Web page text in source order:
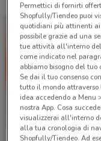
Permettici di fornirti
Shopfully/Tiendeo puoi
quotidiani più attinenti
possibile grazie ad una
tue attività all'interno
come indicato nel
abbiamo bisogno del
Se dai il tuo consenso
tutto il mondo attraverso
idea accedendo a Menu
nostra App. Cosa
visualizzerai all'interno
alla tua cronologia di
Shopfully/Tiendeo. Ad